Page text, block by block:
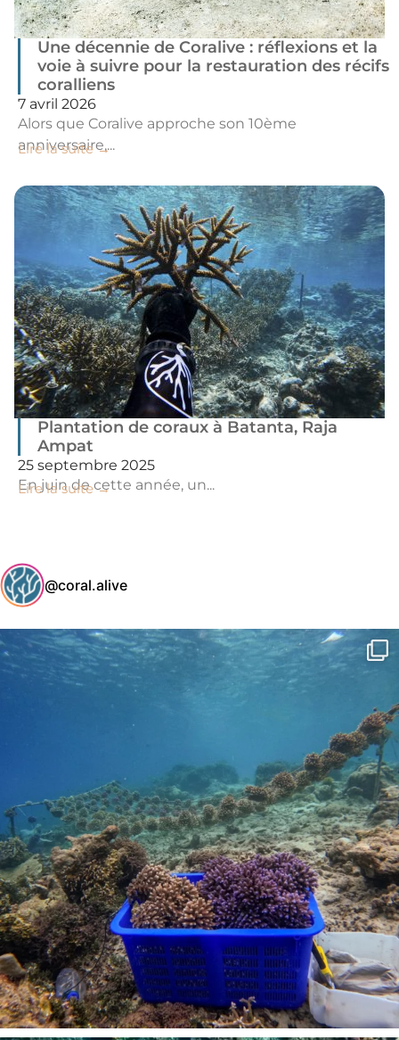
Une décennie de Coralive : réflexions et la
voie à suivre pour la restauration des récifs
coralliens
7 avril 2026
Alors que Coralive approche son 10ème
anniversaire,...
Lire la suite →
Plantation de coraux à Batanta, Raja
Ampat
25 septembre 2025
En juin de cette année, un...
Lire la suite →
@coral.alive